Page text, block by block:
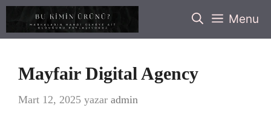
İçeriğe
Menu
Mayfair Digital Agency
Mart 12, 2025 yazar admin